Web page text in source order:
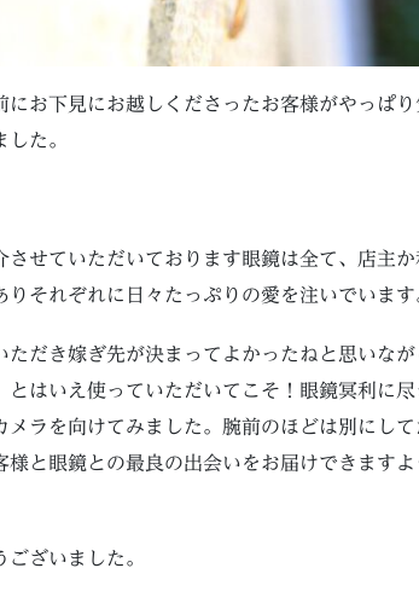
にお下見にお越しくださったお客様がやっぱ
た。
させていただいております眼鏡は全て、店主
りそれぞれに日々たっぷりの愛を注いでいます
ただき嫁ぎ先が決まってよかったねと思いな
とはいえ使っていただいてこそ！眼鏡冥利に
メラを向けてみました。腕前のほどは別にし
と眼鏡との最良の出会いをお届けできます
ざいました。